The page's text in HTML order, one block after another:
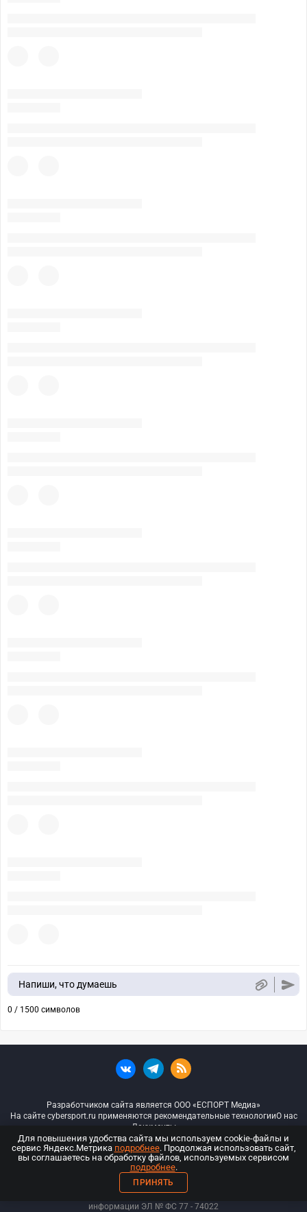
Напиши, что думаешь
0 / 1500 символов
Разработчиком сайта является ООО «ЕСПОРТ Медиа»
На сайте cybersport.ru применяются рекомендательные технологииО нас
Документы
© ООО «Киберспорт.ру» — Все права защищены
18+
ООО «Киберспорт.ру». Свидетельство о регистрации средств массовой
информации ЭЛ № ФС 77 - 74022
Для повышения удобства сайта мы используем cookie-файлы и
сервис Яндекс.Метрика подробнее. Продолжая использовать сайт,
вы соглашаетесь на обработку файлов, используемых сервисом
подробнее.
ПРИНЯТЬ